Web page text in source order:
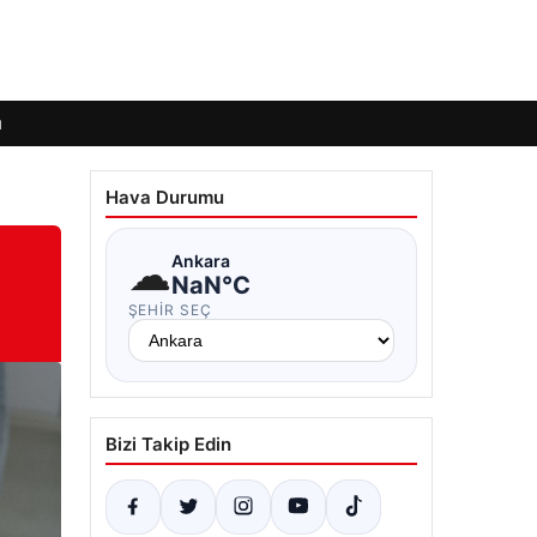
Hava Durumu
☁Ankara
NaN°C
ŞEHIR SEÇ
Bizi Takip Edin